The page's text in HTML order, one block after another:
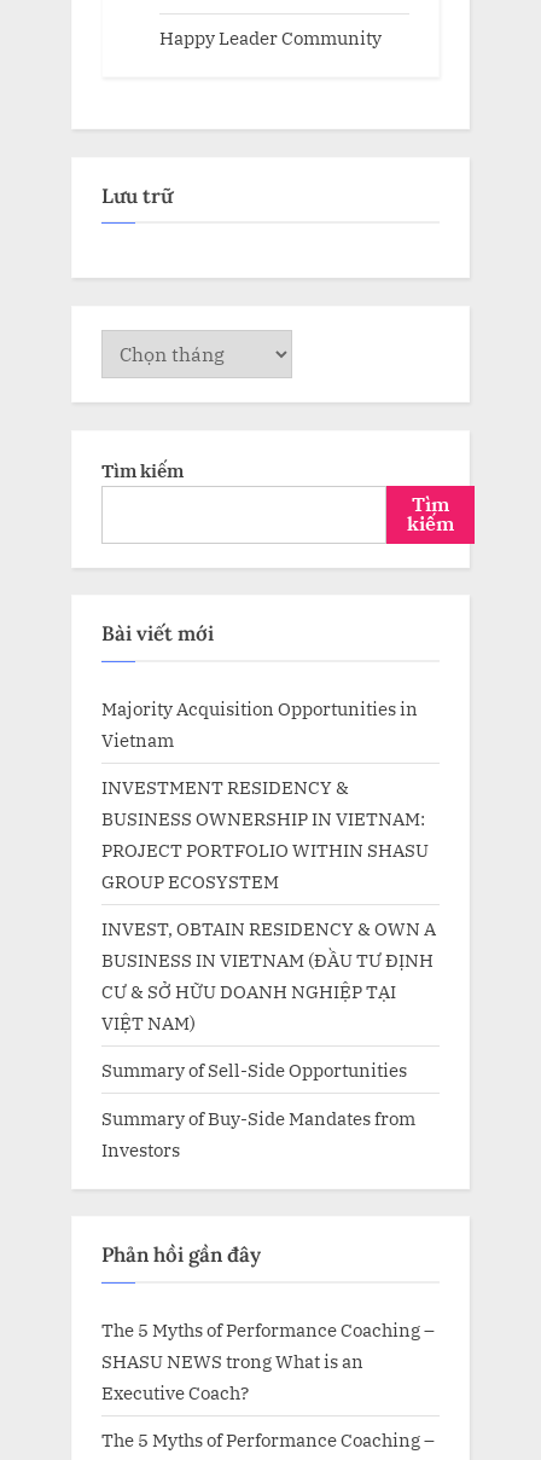
Happy Leader Community
Lưu trữ
Lưu
trữ
Tìm kiếm
Tìm
kiếm
Bài viết mới
Majority Acquisition Opportunities in
Vietnam
INVESTMENT RESIDENCY &
BUSINESS OWNERSHIP IN VIETNAM:
PROJECT PORTFOLIO WITHIN SHASU
GROUP ECOSYSTEM
INVEST, OBTAIN RESIDENCY & OWN A
BUSINESS IN VIETNAM (ĐẦU TƯ ĐỊNH
CƯ & SỞ HỮU DOANH NGHIỆP TẠI
VIỆT NAM)
Summary of Sell-Side Opportunities
Summary of Buy-Side Mandates from
Investors
Phản hồi gần đây
The 5 Myths of Performance Coaching –
SHASU NEWS trongWhat is an
Executive Coach?
The 5 Myths of Performance Coaching –